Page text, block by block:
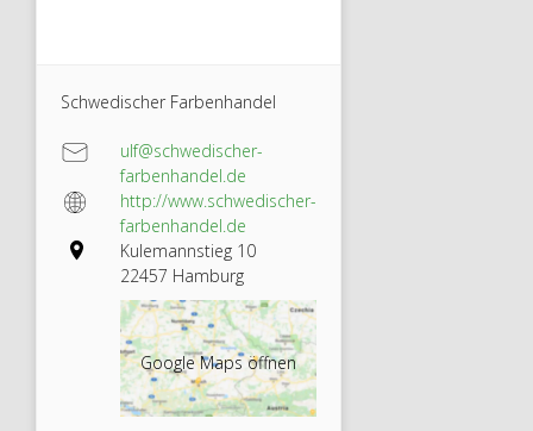
Schwedischer Farbenhandel
ulf@schwedischer-
farbenhandel.de
http://www.schwedischer-
farbenhandel.de
Kulemannstieg 10
22457 Hamburg
Google Maps öffnen